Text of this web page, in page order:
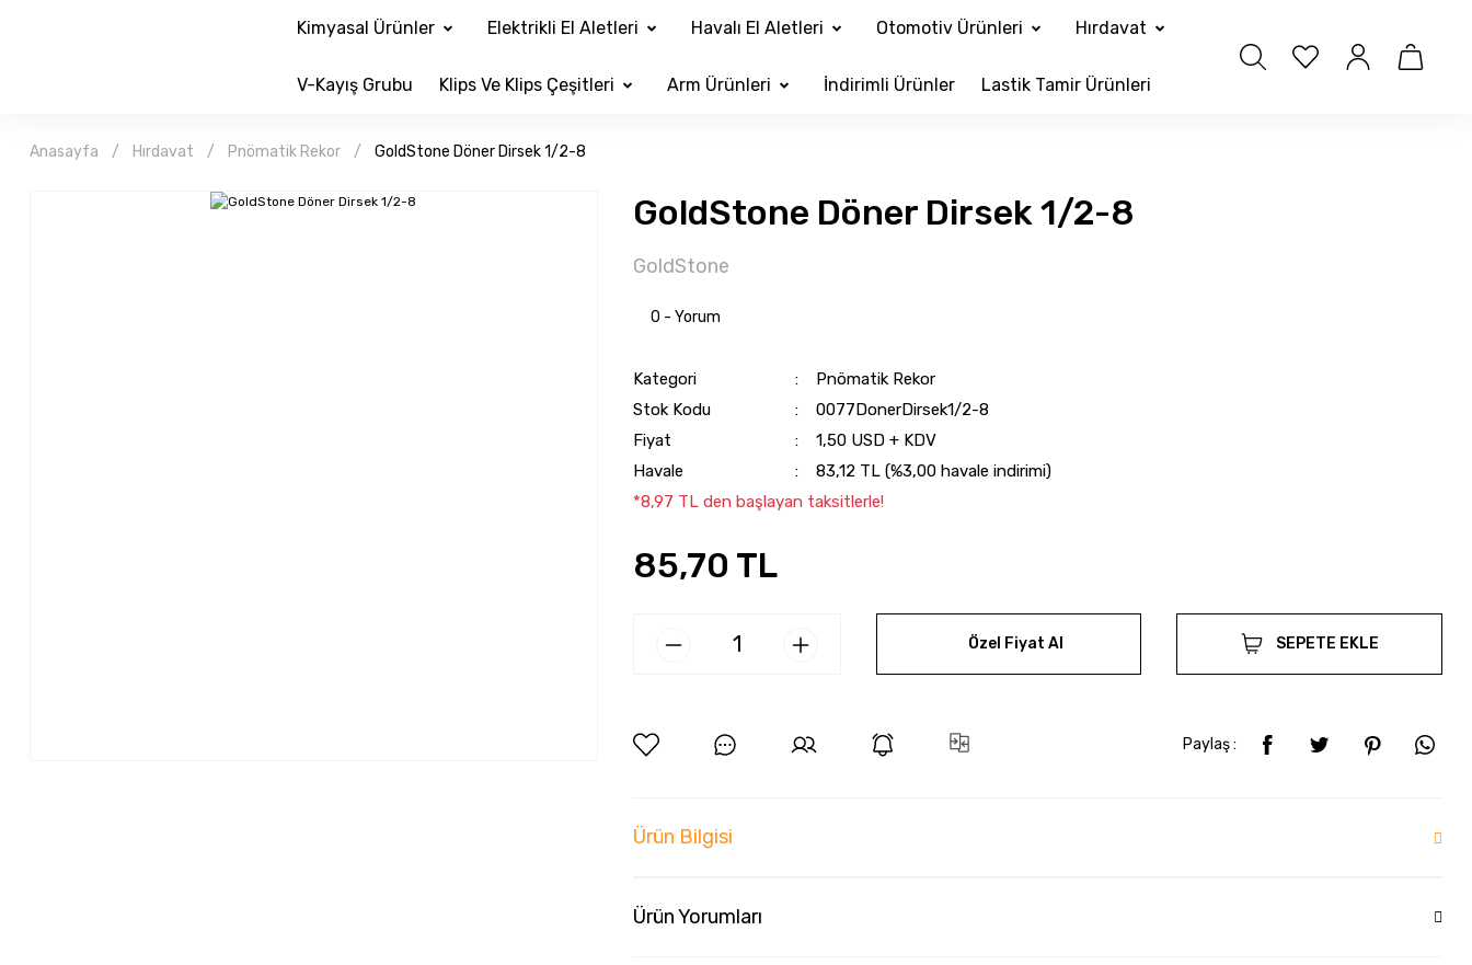
Kimyasal Ürünler Elektrikli El Aletleri Havalı El Aletleri Otomotiv Ürünleri Hırdavat
V-Kayış Grubu Klips Ve Klips Çeşitleri Arm Ürünleri İndirimli Ürünler Lastik Tamir Ürünleri
Anasayfa Hırdavat Pnömatik Rekor GoldStone Döner Dirsek 1/2-8
GoldStone Döner Dirsek 1/2-8
GoldStone
0 - Yorum
Kategori
Pnömatik Rekor
Stok Kodu
0077DonerDirsek1/2-8
Fiyat
1,50 USD + KDV
Havale
83,12 TL (%3,00 havale indirimi)
*8,97 TL den başlayan taksitlerle!
85,70 TL
Özel Fiyat Al SEPETE EKLE
Paylaş :
Ürün Bilgisi
Ürün Yorumları